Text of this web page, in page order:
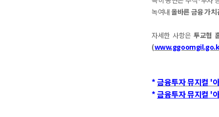
녹여내 올바른 금융 가치
자세한 사항은투교협
(
*금융투자 뮤지컬 '
*금융투자 뮤지컬 '